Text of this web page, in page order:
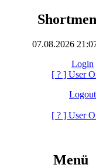
07.08.2026
Login
[ ? ] User
Logout
[ ? ] User
Menü